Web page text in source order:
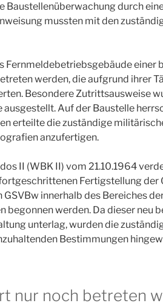
Baustellenüberwachung durch
mussten mit den
Fernmeldebetriebsgebäude einer
werden, die aufgrund ihrer
Besondere Zutrittsausweise
Auf der Baustelle
erteilte die zuständige
anzufertigen.
II (WBK II) vom 21.10.1964
Fertigstellung der
innerhalb des Bereiches
begonnen werden. Da dieser neu
unterlag, wurden die
Bestimmungen
nur noch betreten